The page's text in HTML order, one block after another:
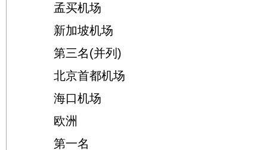
孟买机场
新加坡机场
第三名(并列)
北京首都机场
海口机场
欧洲
第一名